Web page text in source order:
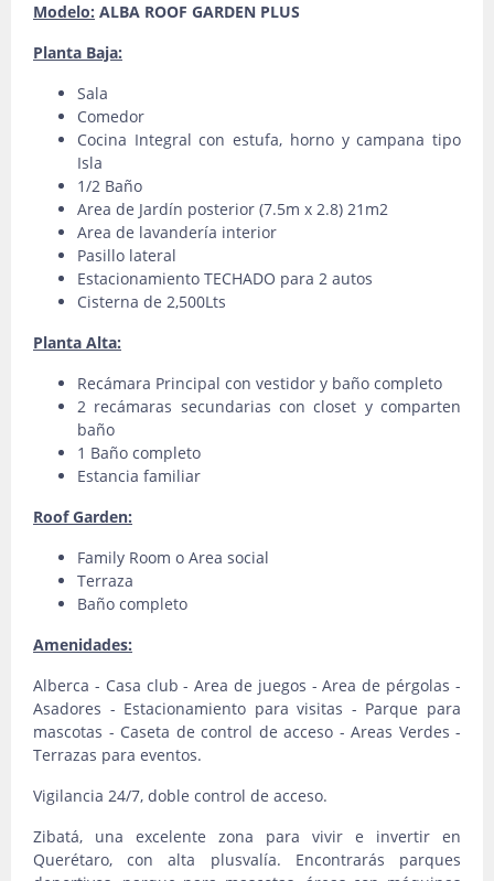
Modelo: ALBA ROOF GARDEN PLUS
Planta Baja:
Sala
Comedor
Cocina Integral con estufa, horno y campana tipo
Isla
1/2 Baño
Area de Jardín posterior (7.5m x 2.8) 21m2
Area de lavandería interior
Pasillo lateral
Estacionamiento TECHADO para 2 autos
Cisterna de 2,500Lts
Planta Alta:
Recámara Principal con vestidor y baño completo
2 recámaras secundarias con closet y comparten
baño
1 Baño completo
Estancia familiar
Roof Garden:
Family Room o Area social
Terraza
Baño completo
Amenidades:
Alberca - Casa club - Area de juegos - Area de pérgolas -
Asadores - Estacionamiento para visitas - Parque para
mascotas - Caseta de control de acceso - Areas Verdes -
Terrazas para eventos.
Vigilancia 24/7, doble control de acceso.
Zibatá, una excelente zona para vivir e invertir en
Querétaro, con alta plusvalía. Encontrarás parques